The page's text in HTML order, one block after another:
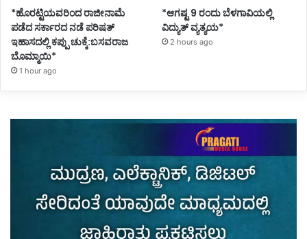
*ಹೊರಟ್ಟಿಯವರಿಂದ ರಾಜೀನಾಮೆ
ಪಡೆದ ಸರ್ಕಾರದ ನಡೆ ಪರಿಷತ್
ಇಹಾಸದಲ್ಲಿ ಕಪ್ಪು ಚುಕ್ಕೆ:ಬಸವರಾಜ
ಬೊಮ್ಮಾಯಿ*
1 hour ago
*ಆಗಷ್ಟ 9 ರಂದು ಬೆಳಗಾವಿಯಲ್ಲಿ
ವಿದ್ಯುತ್ ವ್ಯತ್ಯಯ*
2 hours ago